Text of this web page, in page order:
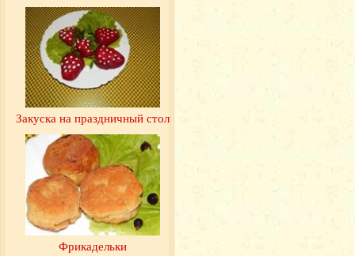
Закуска на праздничный стол
Фрикадельки